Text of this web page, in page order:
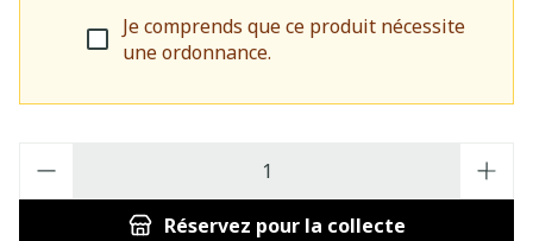
Je comprends que ce produit nécessite
une ordonnance.
Réservez pour la collecte